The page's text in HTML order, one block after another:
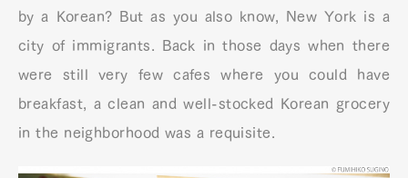
by a Korean? But as you also know, New York is a
city of immigrants. Back in those days when there
were still very few cafes where you could have
breakfast, a clean and well-stocked Korean grocery
in the neighborhood was a requisite.